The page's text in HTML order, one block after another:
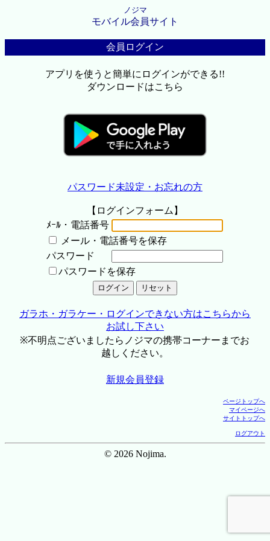
ノジマ
モバイル会員サイト
会員ログイン
アプリを使うと簡単にログインができる!!
ダウンロードはこちら
パスワード未設定・お忘れの方
【ログインフォーム】
ﾒｰﾙ・電話番号
メール・電話番号を保存
パスワード
パスワードを保存
ガラホ・ガラケー・ログインできない方はこちらから
お試し下さい
※不明点ございましたらノジマの携帯コーナーまでお
越しください。
新規会員登録
ページトップへ
マイページへ
サイトトップへ
ログアウト
© 2026 Nojima.